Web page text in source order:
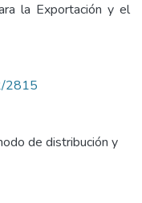
la Exportación y el
2815
de distribución y